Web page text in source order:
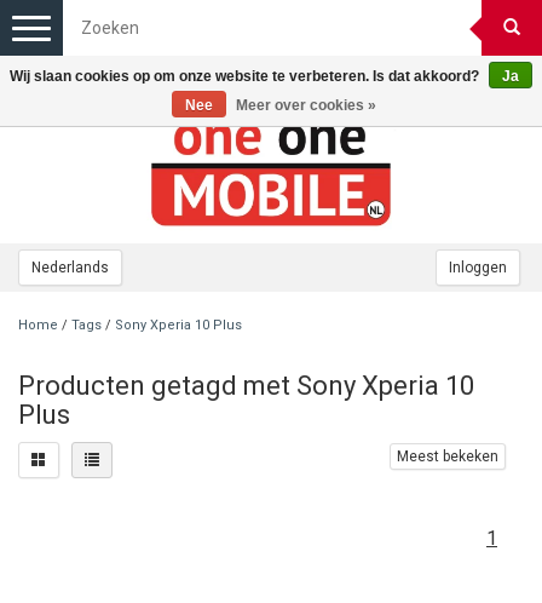
Nederlands Inloggen
Toggle
navigation
Home / Tags / Sony Xperia 10 Plus
Producten getagd met Sony Xperia 10
Plus
Meest bekeken
1
Wij slaan cookies op om onze website te verbeteren. Is dat akkoord?
Ja
Nee
Meer over cookies »